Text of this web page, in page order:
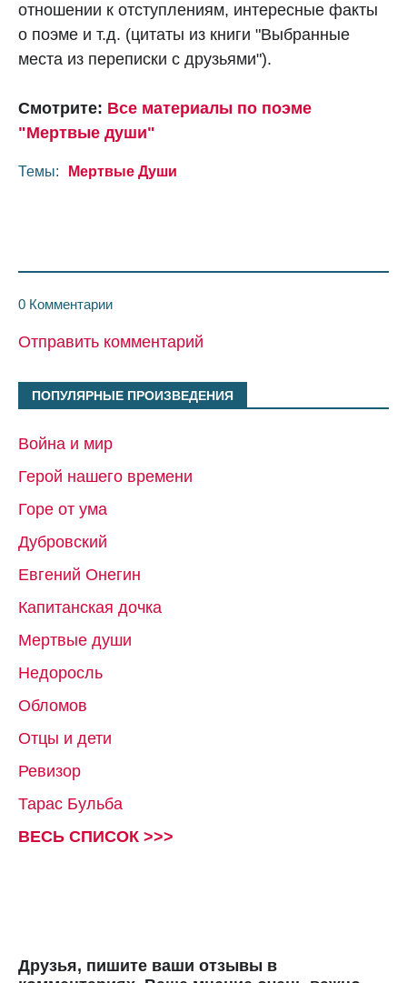
отношении к отступлениям, интересные факты
о поэме и т.д. (цитаты из книги "Выбранные
места из переписки с друзьями").
Смотрите: Все материалы по поэме
"Мертвые души"
Темы: Мертвые Души
0 Комментарии
Отправить комментарий
ПОПУЛЯРНЫЕ ПРОИЗВЕДЕНИЯ
Война и мир
Герой нашего времени
Горе от ума
Дубровский
Евгений Онегин
Капитанская дочка
Мертвые души
Недоросль
Обломов
Отцы и дети
Ревизор
Тарас Бульба
ВЕСЬ СПИСОК >>>
Друзья, пишите ваши отзывы в